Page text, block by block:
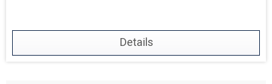
Details